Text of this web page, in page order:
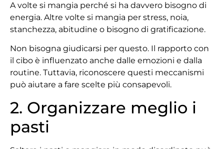
A volte si mangia perché si ha davvero bisogno di
energia. Altre volte si mangia per stress, noia,
stanchezza, abitudine o bisogno di gratificazione.
Non bisogna giudicarsi per questo. Il rapporto con
il cibo è influenzato anche dalle emozioni e dalla
routine. Tuttavia, riconoscere questi meccanismi
può aiutare a fare scelte più consapevoli.
2. Organizzare meglio i
pasti